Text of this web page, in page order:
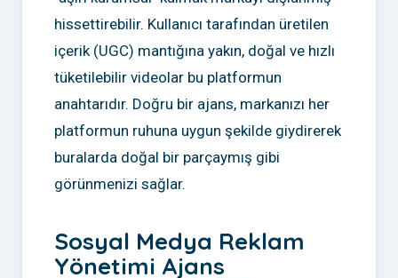
hissettirebilir. Kullanıcı tarafından üretilen
içerik (UGC) mantığına yakın, doğal ve hızlı
tüketilebilir videolar bu platformun
anahtarıdır. Doğru bir ajans, markanızı her
platformun ruhuna uygun şekilde giydirerek
buralarda doğal bir parçaymış gibi
görünmenizi sağlar.
Sosyal Medya Reklam
Yönetimi Ajans